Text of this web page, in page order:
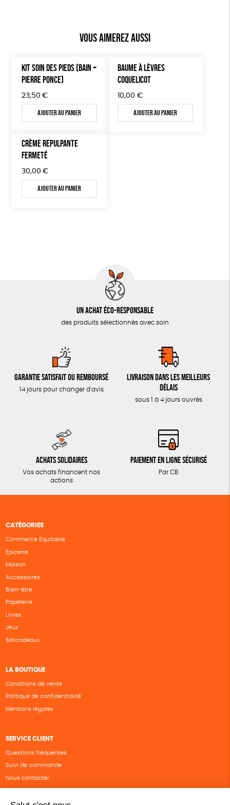
Vous aimerez aussi
KIT SOIN DES PIEDS (BAIN +
PIERRE PONCE)
23,50 €
Ajouter au panier
BAUME À LÈVRES
COQUELICOT
10,00 €
Ajouter au panier
CRÈME REPULPANTE
FERMETÉ
30,00 €
Ajouter au panier
Un achat éco-responsable
des produits sélectionnés avec soin
Garantie satisfait ou remboursé
14 jours pour changer d'avis
Livraison dans les meilleurs
délais
sous 1 à 4 jours ouvrés
Achats solidaires
Vos achats financent nos
actions
Paiement en ligne sécurisé
Par CB
CATÉGORIES
Commerce Equitable
Epicerie
Maison
Accessoires
Bien-être
Papeterie
Livres
Jeux
Solicadeaux
LA BOUTIQUE
Conditions de vente
Politique de confidentialité
Mentions légales
SERVICE CLIENT
Questions fréquentes
Suivi de commande
Nous contacter